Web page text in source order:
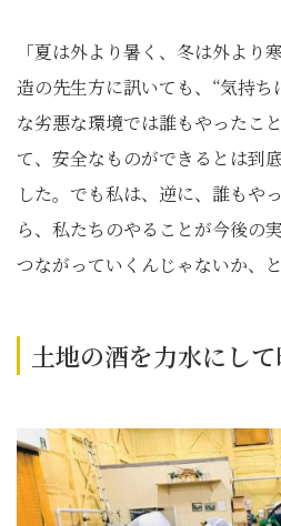
「夏は外より暑く、冬は外より
造の先生方に訊いても、“気持
な劣悪な環境では誰もやったこ
て、安全なものができるとは到
した。でも私は、逆に、誰もや
ら、私たちのやることが今後の
つながっていくんじゃないか、
土地の酒を力水にし